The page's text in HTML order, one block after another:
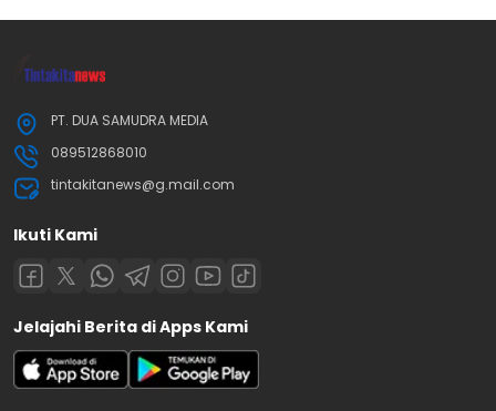
PT. DUA SAMUDRA MEDIA
089512868010
tintakitanews@g.mail.com
Ikuti Kami
Jelajahi Berita di Apps Kami